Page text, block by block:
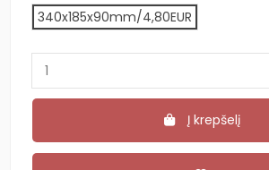
340x185x90mm/4,80EUR
Į krepšelį